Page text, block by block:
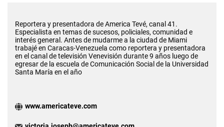
Reportera y presentadora de America Tevé, canal 41.
Especialista en temas de sucesos, policiales, comunidad e
interés general. Antes de mudarme a la ciudad de Miami
trabajé en Caracas-Venezuela como reportera y presentadora
en el canal de televisión Venevisión durante 9 años luego de
egresar de la escuela de Comunicación Social de la Universidad
Santa María en el año
www.americateve.com